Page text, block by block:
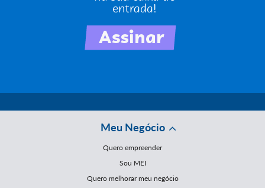
Meu Negócio
Quero empreender
Sou MEI
Quero melhorar meu negócio